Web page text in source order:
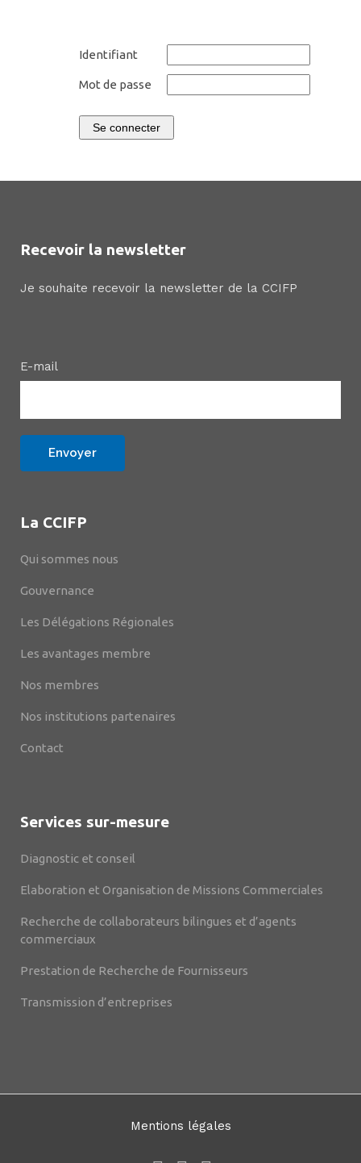
Identifiant
Mot de passe
Se connecter
Recevoir la newsletter
Je souhaite recevoir la newsletter de la CCIFP
E-mail
La CCIFP
Qui sommes nous
Gouvernance
Les Délégations Régionales
Les avantages membre
Nos membres
Nos institutions partenaires
Contact
Services sur-mesure
Diagnostic et conseil
Elaboration et Organisation de Missions Commerciales
Recherche de collaborateurs bilingues et d’agents
commerciaux
Prestation de Recherche de Fournisseurs
Transmission d’entreprises
Mentions légales